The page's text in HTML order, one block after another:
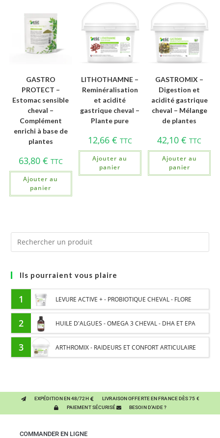
GASTRO
PROTECT –
Estomac sensible
cheval –
Complément
enrichi à base de
plantes
63,80 € TTC
Ajouter au
panier
LITHOTHAMNE –
Reminéralisation
et acidité
gastrique cheval –
Plante pure
12,66 € TTC
Ajouter au
panier
GASTROMIX –
Digestion et
acidité gastrique
cheval – Mélange
de plantes
42,10€ TTC
Ajouter au
panier
Ils pourraient vous plaire
1 LEVURE ACTIVE + - PROBIOTIQUE CHEVAL - FLORE
INTESTINALE ET DIGESTION
2 HUILE D'ALGUES - OMEGA 3 CHEVAL - DHA ET EPA
3 ARTHROMIX - RAIDEURS ET CONFORT ARTICULAIRE
EXPÉDITION EN 48/72H
LIVRAISON OFFERTE EN FRANCE DÈS 75 €
PAIEMENT SÉCURISÉ
BESOIN D'AIDE ?
COMMANDER EN LIGNE